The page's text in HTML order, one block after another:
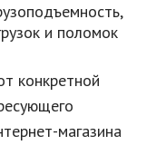
и поломок
конкретной
магазина